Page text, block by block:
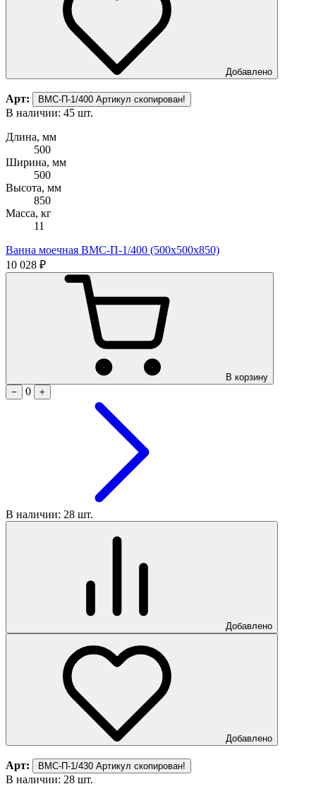
Добавлено
Арт: ВМС-П-1/400 Артикул скопирован!
В наличии: 45 шт.
Длина, мм
500
Ширина, мм
500
Высота, мм
850
Масса, кг
11
Ванна моечная ВМС-П-1/400 (500х500х850)
10 028 ₽
В корзину
−
0 +
В наличии: 28 шт.
Добавлено
Добавлено
Арт: ВМС-П-1/430 Артикул скопирован!
В наличии: 28 шт.